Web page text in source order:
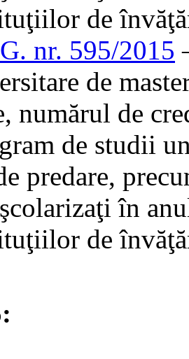
de
nr. 595/2015
de
numărul de
de studii
predare,
în
de